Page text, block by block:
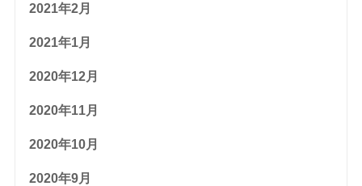
2021年2月
2021年1月
2020年12月
2020年11月
2020年10月
2020年9月